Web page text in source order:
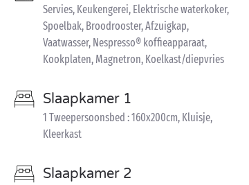
Servies, Keukengerei, Elektrische waterkoker,
Spoelbak, Broodrooster, Afzuigkap,
Vaatwasser, Nespresso® koffieapparaat,
Kookplaten, Magnetron, Koelkast/diepvries
Slaapkamer 1
1 Tweepersoonsbed : 160x200cm, Kluisje,
Kleerkast
Slaapkamer 2